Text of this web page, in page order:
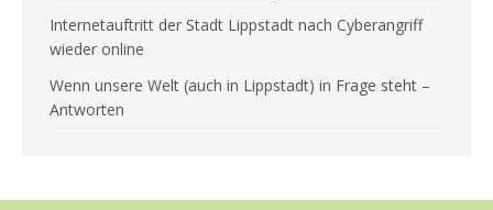
Internetauftritt der Stadt Lippstadt nach Cyberangriff
wieder online
Wenn unsere Welt (auch in Lippstadt) in Frage steht –
Antworten